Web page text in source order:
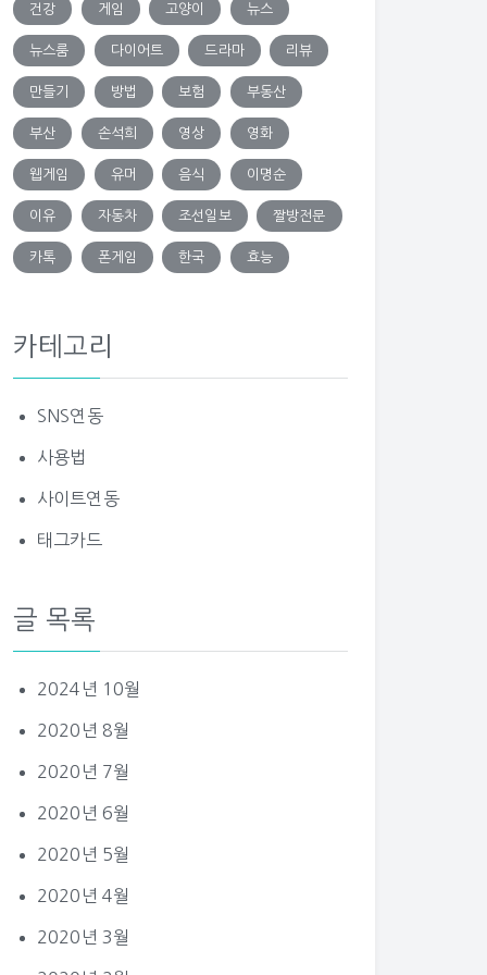
건강 게임 고양이 뉴스
뉴스룸 다이어트 드라마 리뷰
만들기 방법 보험 부동산
부산 손석희 영상 영화
웹게임 유머 음식 이명순
이유 자동차 조선일보 짤방전문
카톡 폰게임 한국 효능
카테고리
SNS연동
사용법
사이트연동
태그카드
글 목록
2024년 10월
2020년 8월
2020년 7월
2020년 6월
2020년 5월
2020년 4월
2020년 3월